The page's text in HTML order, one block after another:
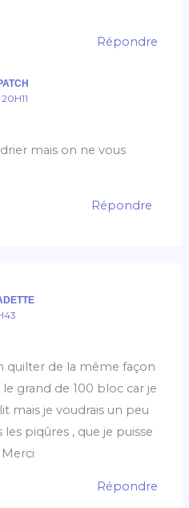
Répondre
mais on ne vous
Répondre
quilter de la même façon
le grand de 100 bloc car je
mais je voudrais un peu
piqûres , que je puisse
Répondre